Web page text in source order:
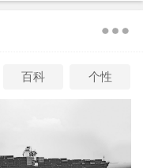
了自己，牺牲了事
候如果离婚，自己会
安慰情绪低落的老
百科 个性